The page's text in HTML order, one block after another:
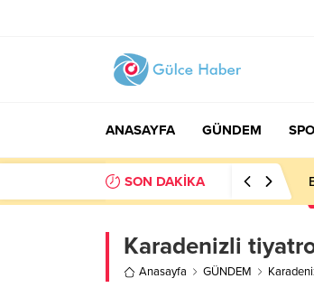
ANASAYFA GÜNDEM
SON DAKİKA
Karadenizli
Anasayfa GÜNDEM